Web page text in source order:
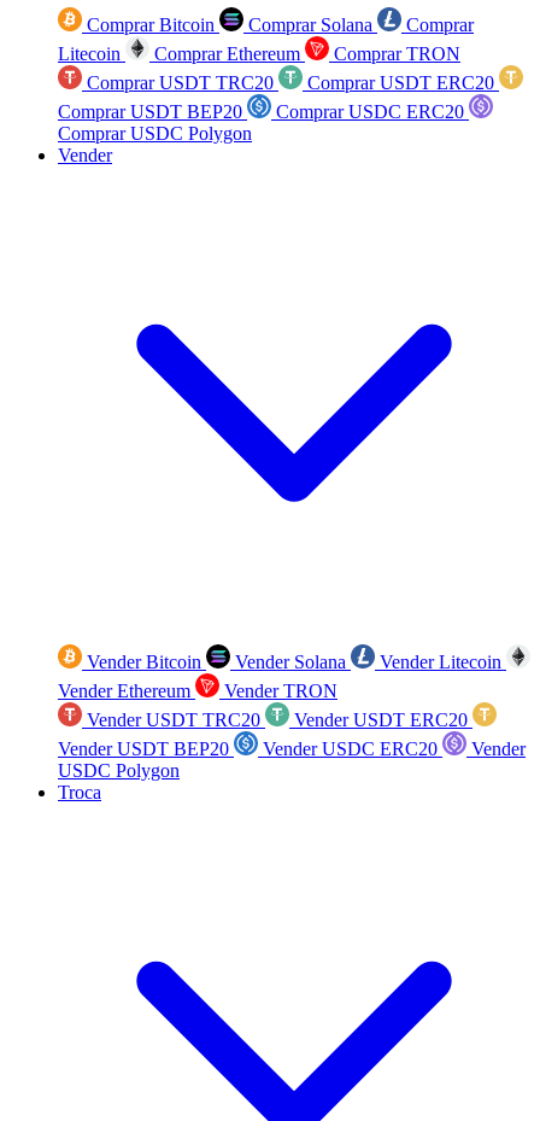
Comprar Bitcoin Comprar Solana
Comprar
Litecoin
Comprar Ethereum
Comprar TRON
Comprar USDT TRC20
Comprar USDT ERC20
Comprar USDT BEP20
Comprar USDC ERC20
Comprar USDC Polygon
Vender
Vender Bitcoin Vender Solana
Vender Litecoin
Vender Ethereum
Vender TRON
Vender USDT TRC20
Vender USDT ERC20
Vender USDT BEP20
Vender USDC ERC20
Vender
USDC Polygon
Troca